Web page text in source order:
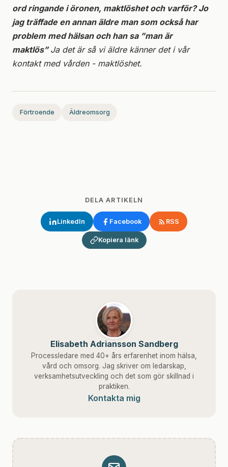
ord ringande i öronen, maktlöshet och varför? Jo
jag träffade en annan äldre man som också har
problem med hälsan och han sa ”man är
maktlös”Ja det är så vi äldre känner det i vår
kontakt med vården - maktlöshet.
Förtroende Äldreomsorg
DELA ARTIKELN
LinkedIn Facebook RSS
Kopiera länk
Elisabeth Adriansson Sandberg
Processledare med 40+ års erfarenhet inom hälsa,
vård och omsorg. Jag skriver om ledarskap,
verksamhetsutveckling och det som gör skillnad i
praktiken.
Kontakta mig